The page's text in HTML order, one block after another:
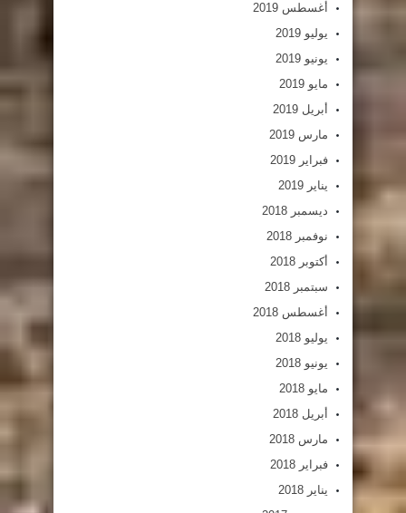
أغسطس 2019
يوليو 2019
يونيو 2019
مايو 2019
أبريل 2019
مارس 2019
فبراير 2019
يناير 2019
ديسمبر 2018
نوفمبر 2018
أكتوبر 2018
سبتمبر 2018
أغسطس 2018
يوليو 2018
يونيو 2018
مايو 2018
أبريل 2018
مارس 2018
فبراير 2018
يناير 2018